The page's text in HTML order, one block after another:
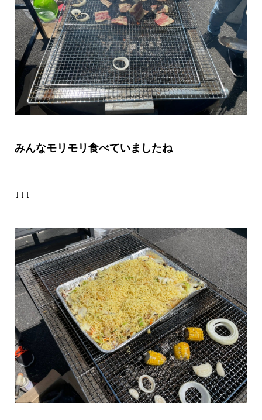
みんなモリモリ食べていましたね
↓↓↓